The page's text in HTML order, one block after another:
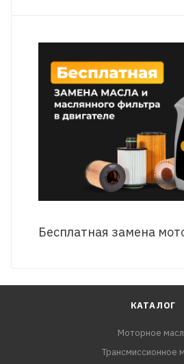
Бесплатная замена
КАТАЛОГ
Моторное
Трансмиссионное